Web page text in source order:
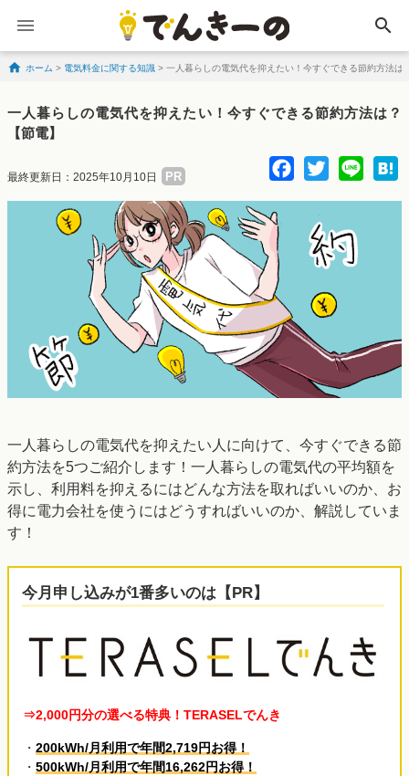
search
Skip to content
ホーム > 電気料金に関する知識 > 一人暮らしの電気代を抑えたい！今すぐできる節約方法は
一人暮らしの電気代を抑えたい！今すぐできる節約方法は？
【節電】
最終更新日：2025年10月10日 PR
一人暮らしの電気代を抑えたい人に向けて、今すぐできる節
約方法を5つご紹介します！一人暮らしの電気代の平均額を
示し、利用料を抑えるにはどんな方法を取ればいいのか、お
得に電力会社を使うにはどうすればいいのか、解説していま
す！
今月申し込みが1番多いのは【PR】
⇒2,000円分の選べる特典！TERASELでんき
・ 200kWh/月利用で年間2,719円お得！
・ 500kWh/月利用で年間16,262円お得！